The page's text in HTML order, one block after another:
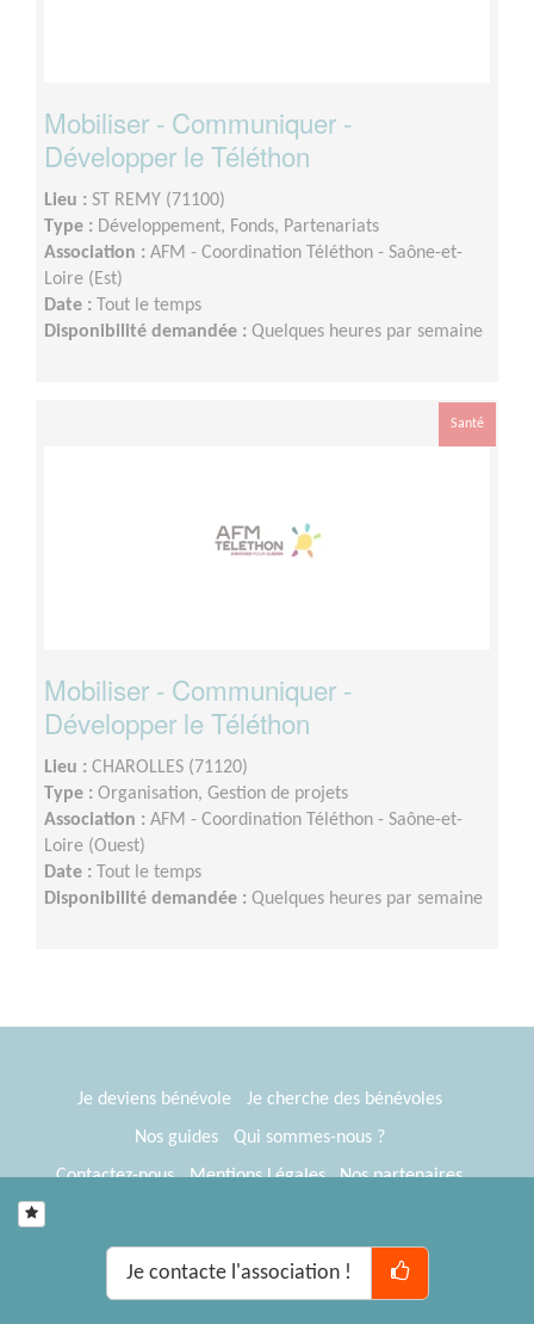
Mobiliser - Communiquer -
Développer le Téléthon
Lieu : ST REMY (71100)
Type : Développement, Fonds, Partenariats
Association : AFM - Coordination Téléthon - Saône-et-
Loire (Est)
Date :
Tout le temps
Disponibilité demandée : Quelques heures par semaine
Santé
Mobiliser - Communiquer -
Développer le Téléthon
Lieu : CHAROLLES (71120)
Type : Organisation, Gestion de projets
Association : AFM - Coordination Téléthon - Saône-et-
Loire (Ouest)
Date :
Tout le temps
Disponibilité demandée : Quelques heures par semaine
Je contacte l'association !
Je deviens bénévole
Je cherche des bénévoles
Nos guides
Qui sommes-nous ?
Contactez-nous
Mentions Légales
Nos partenaires
® Tous Bénévoles 2012-2026
Webkast